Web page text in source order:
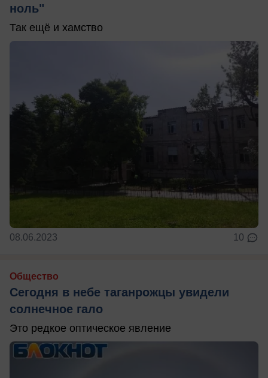
ноль"
Так ещё и хамство
08.06.2023 10
Общество
Сегодня в небе таганрожцы увидели
солнечное гало
Это редкое оптическое явление